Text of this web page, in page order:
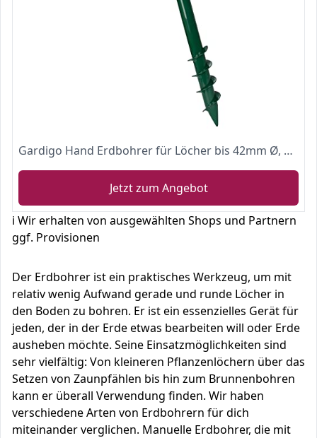
Gardigo Hand Erdbohrer für Löcher bis 42mm Ø, aus Metall | Handerdbohrer zum Setzen von Erdlöchern, Ideal zum Einbringen von Maulwurfschreck und Wühlmaus Vertreiber
Jetzt zum Angebot
ℹ️ Wir erhalten von ausgewählten Shops und Partnern
ggf. Provisionen
Der Erdbohrer ist ein praktisches Werkzeug, um mit
relativ wenig Aufwand gerade und runde Löcher in
den Boden zu bohren. Er ist ein essenzielles Gerät für
jeden, der in der Erde etwas bearbeiten will oder Erde
ausheben möchte. Seine Einsatzmöglichkeiten sind
sehr vielfältig: Von kleineren Pflanzenlöchern über das
Setzen von Zaunpfählen bis hin zum Brunnenbohren
kann er überall Verwendung finden. Wir haben
verschiedene Arten von Erdbohrern für dich
miteinander verglichen. Manuelle Erdbohrer, die mit